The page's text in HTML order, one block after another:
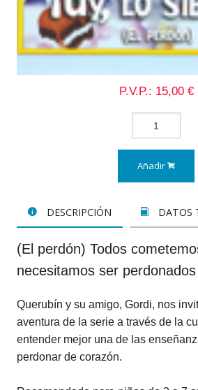
P.V.P.: 15,00 €
Añadir
DESCRIPCIÓN DATOS
(El perdón) Todos
necesitamos ser
Querubín y su amigo, Gordi, nos
aventura de la serie a través de la
entender mejor una de las
perdonar de corazón.